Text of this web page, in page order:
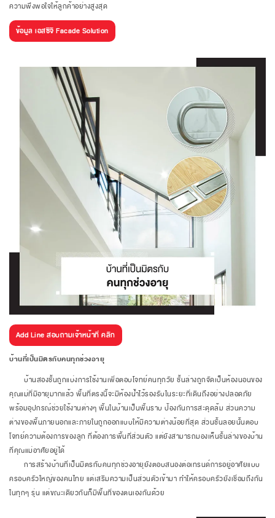
ความพึงพอใจให้ลูกค้าอย่างสูงสุด
ข้อมูล เอสซีจี Facade Solution
Add Line สอบถามเจ้าหน้าที่ คลิก
บ้านที่เป็นมิตรกับคนทุกช่วงอายุ
บ้านสองชั้นถูกแบ่งการใช้งานเพื่อตอบโจทย์คนทุกวัย ชั้นล่างถูกจัดเป็นห้องนอนของ
คุณแม่ที่มีอายุมากแล้ว พื้นที่ตรงนี้จะมีห้องน้ำไว้รองรับในระยะที่เดินถึงอย่างปลอดภัย
พร้อมอุปกรณ์ช่วยใช้งานต่างๆ พื้นในบ้านเป็นพื้นราบ ป้องกันการสะดุดล้ม ส่วนความ
ต่างของพื้นภายนอกและภายในถูกออกแบบให้มีความต่างน้อยที่สุด ส่วนชั้นลอยนั้นตอบ
โจทย์ความต้องการของลูก ที่ต้องการพื้นที่ส่วนตัว แต่ยังสามารถมองเห็นชั้นล่างของบ้าน
ที่คุณแม่อาศัยอยู่ได้
การสร้างบ้านที่เป็นมิตรกับคนทุกช่วงอายุยังตอบสนองต่อเทรนด์การอยู่อาศัยแบบ
ครอบครัวใหญ่ของคนไทย แต่เสริมความเป็นส่วนตัวเข้ามา ทำให้ครอบครัวยังเชื่อมถึงกัน
ในทุกๆ รุ่น แต่ขณะเดียวกันก็มีพื้นที่ของตนเองกันด้วย